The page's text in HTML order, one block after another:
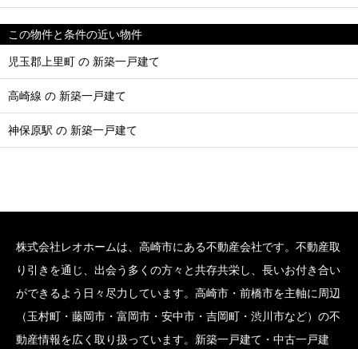
この物件と条件の近い物件
児玉郡上里町 の 新築一戸建て
高崎線 の 新築一戸建て
神保原駅 の 新築一戸建て
株式会社レオホームは、高崎市にある不動産会社です。不動産取
り引きを通じ、出会う多くの方々と共存共栄し、長いお付き合い
ができるよう日々尽力しています。高崎市・前橋市を主軸に周辺
（玉村町・藤岡市・富岡市・安中市・吉岡町・渋川市など）の不
動産情報を広く取り扱っています。新築一戸建て・中古一戸建